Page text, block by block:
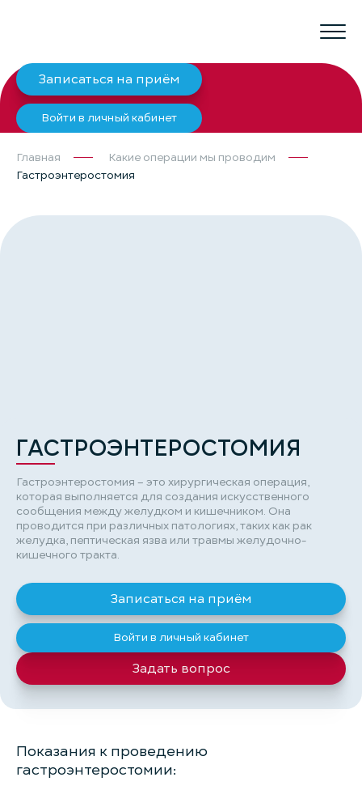
Записаться на приём
Войти в личный кабинет
Главная
Какие операции мы проводим
Гастроэнтеростомия
ГАСТРОЭНТЕРОСТОМИЯ
Гастроэнтеростомия – это хирургическая операция,
которая выполняется для создания искусственного
сообщения между желудком и кишечником. Она
проводится при различных патологиях, таких как рак
желудка, пептическая язва или травмы желудочно-
кишечного тракта.
Записаться на приём
Войти в личный кабинет
Задать вопрос
Показания к проведению
гастроэнтеростомии: